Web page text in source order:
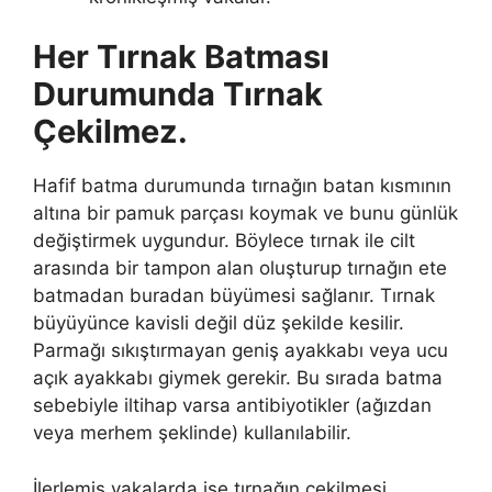
Her Tırnak Batması
Durumunda Tırnak
Çekilmez.
Hafif batma durumunda tırnağın batan kısmının
altına bir pamuk parçası koymak ve bunu günlük
değiştirmek uygundur. Böylece tırnak ile cilt
arasında bir tampon alan oluşturup tırnağın ete
batmadan buradan büyümesi sağlanır. Tırnak
büyüyünce kavisli değil düz şekilde kesilir.
Parmağı sıkıştırmayan geniş ayakkabı veya ucu
açık ayakkabı giymek gerekir. Bu sırada batma
sebebiyle iltihap varsa antibiyotikler (ağızdan
veya merhem şeklinde) kullanılabilir.